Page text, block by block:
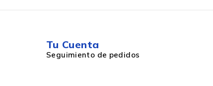
Tu Cuenta
Seguimiento de pedidos